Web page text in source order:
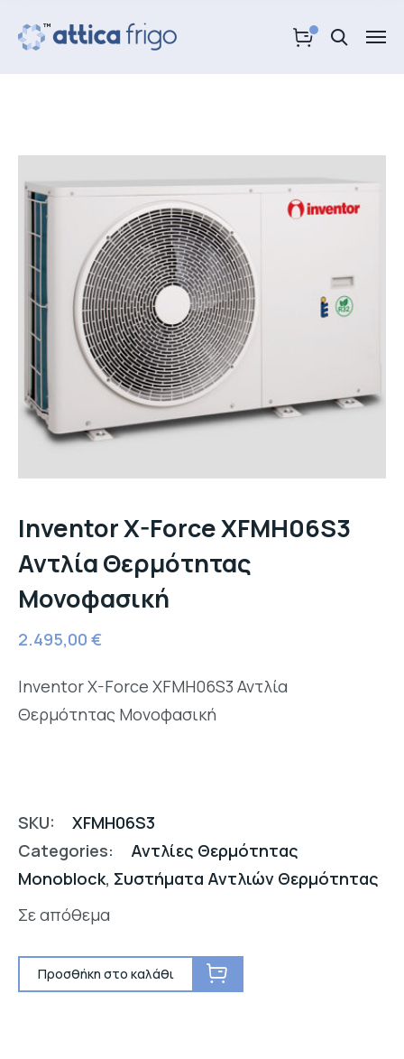
Inventor X-Force XFMH06S3
Αντλία Θερμότητας
Μονοφασική
2.495,00 €
Inventor X-Force XFMH06S3 Αντλία
Θερμότητας Μονοφασική
SKU:
XFMH06S3
Categories:
Αντλίες Θερμότητας
Monoblock, Συστήματα Αντλιών Θερμότητας
Σε απόθεμα
Προσθήκη στο καλάθι